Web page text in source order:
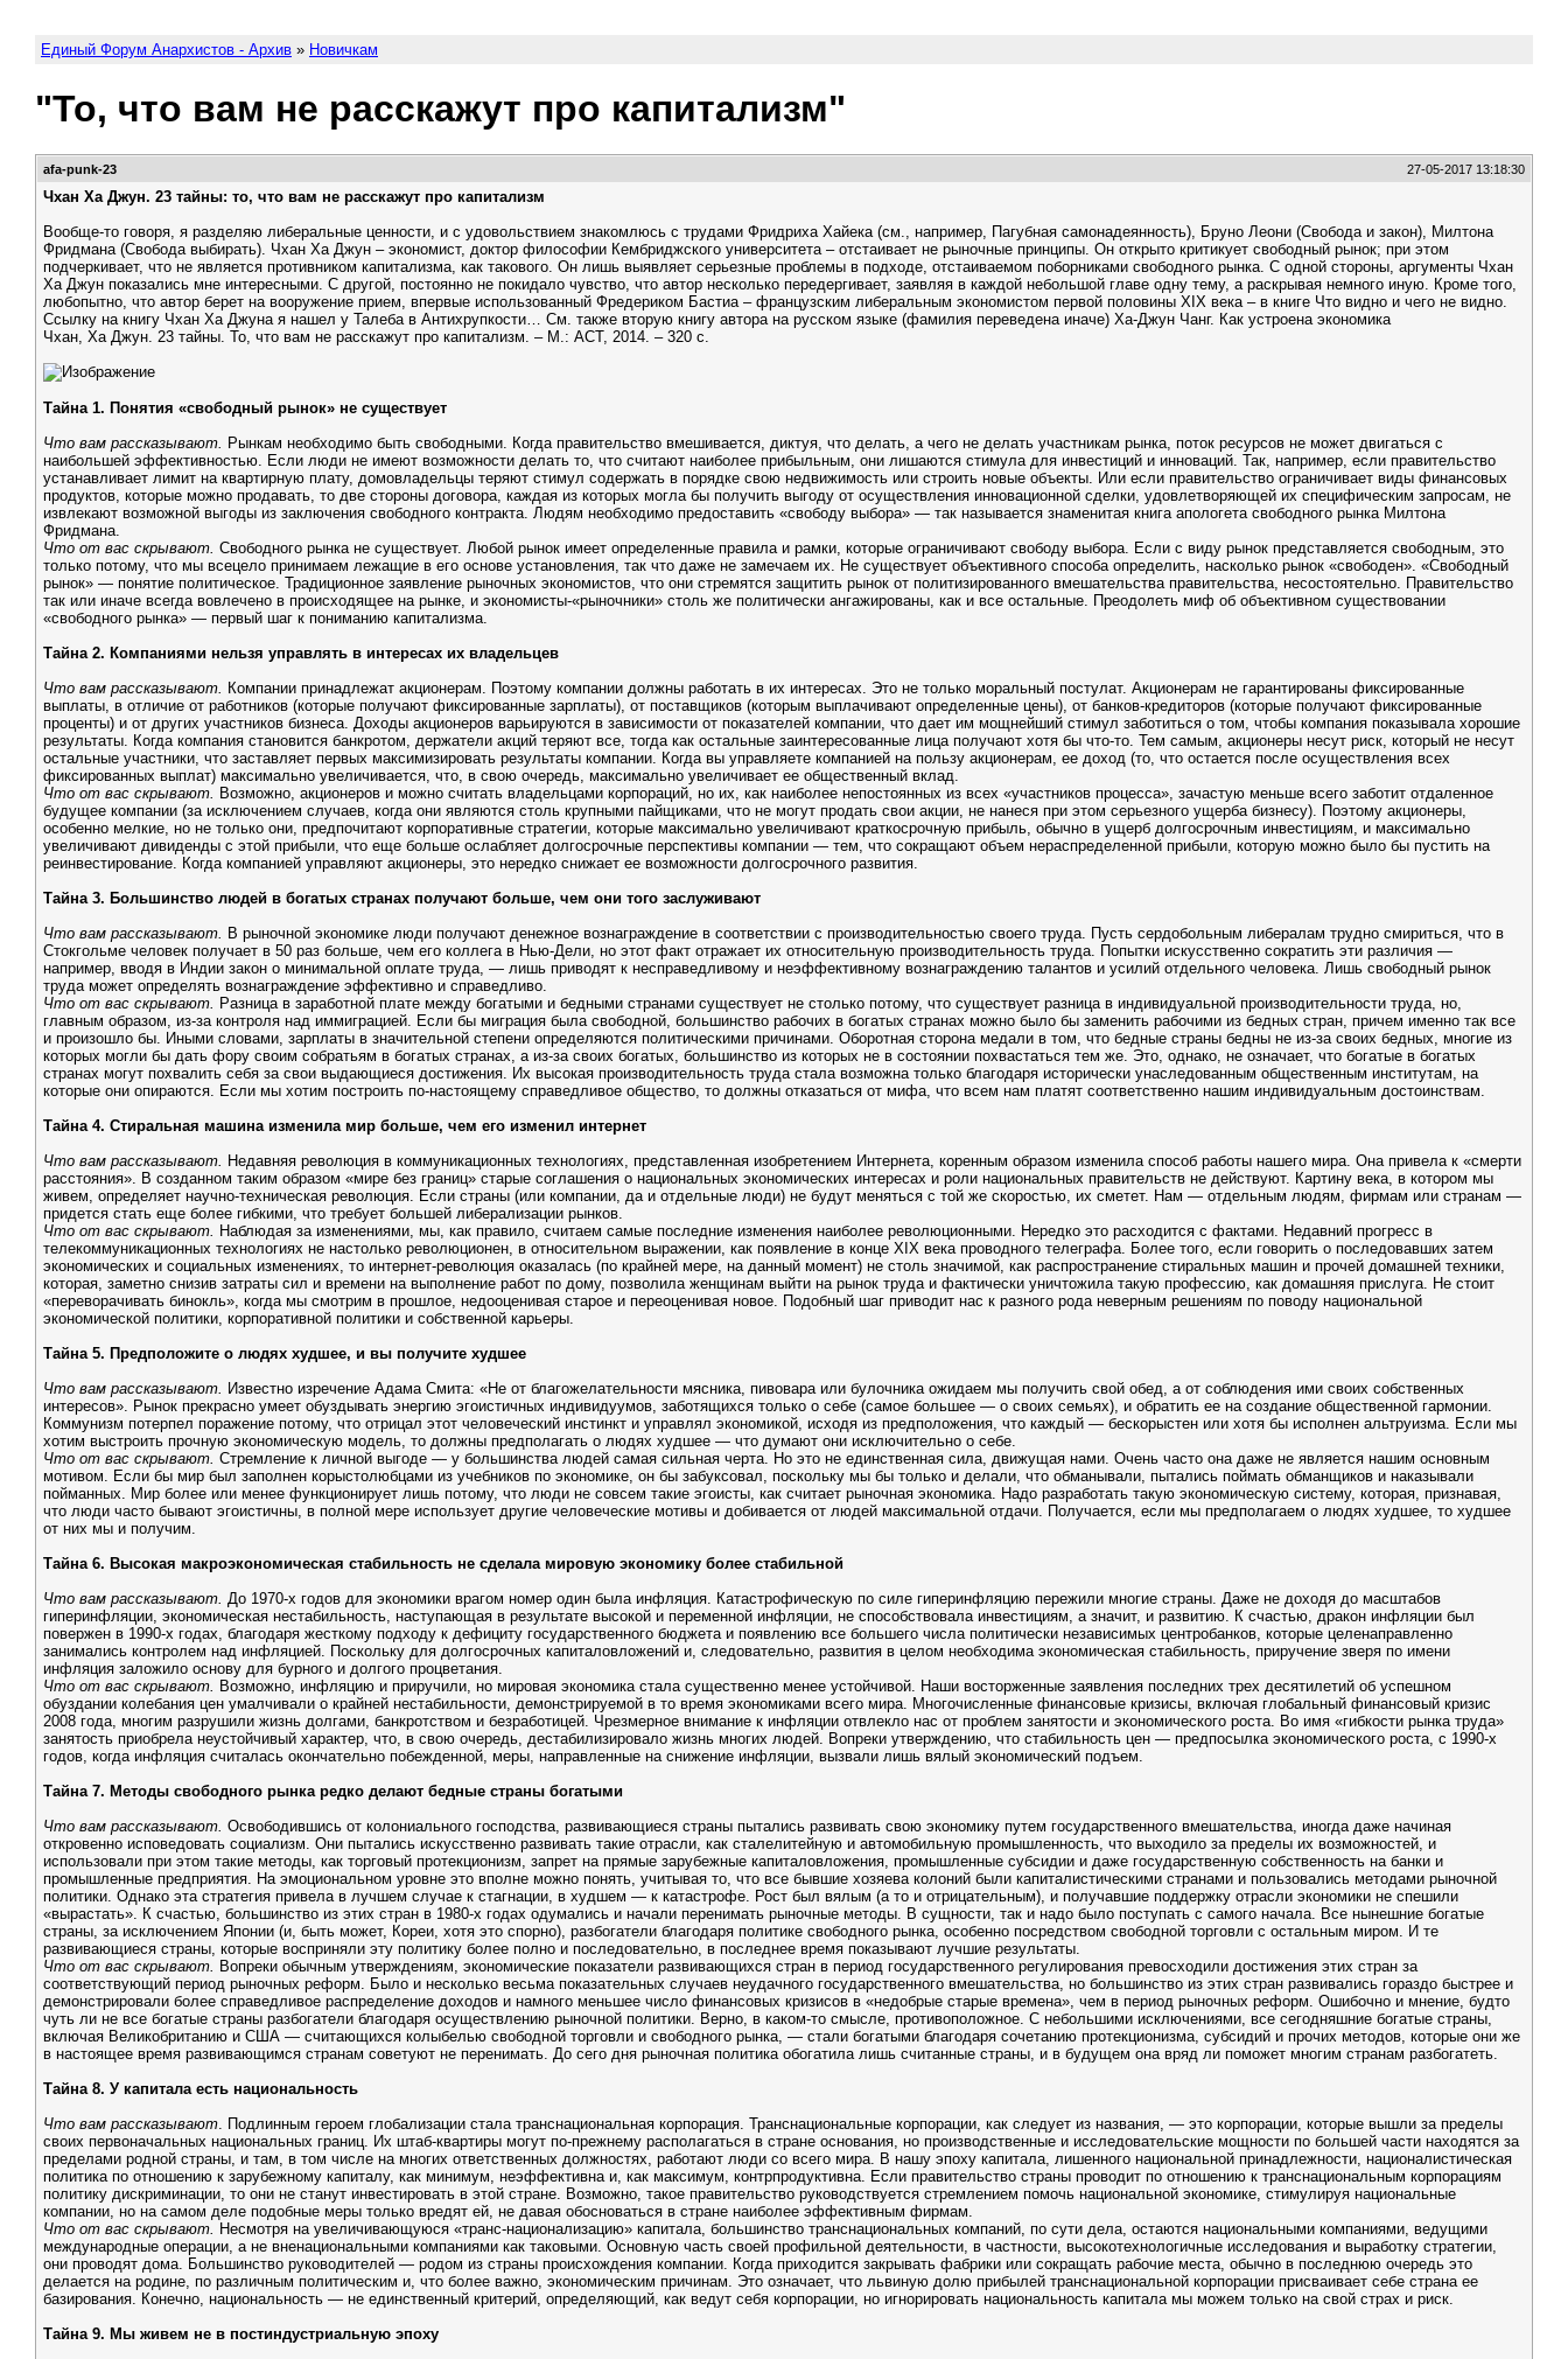
Единый Форум Анархистов - Архив » Новичкам
"То, что вам не расскажут про капитализм"
afa-punk-23 27-05-2017 13:18:30
Чхан Ха Джун. 23 тайны: то, что вам не расскажут про капитализм
Вообще-то говоря, я разделяю либеральные ценности, и с удовольствием знакомлюсь с трудами Фридриха Хайека (см., например, Пагубная самонадеянность), Бруно Леони (Свобода и закон), Милтона
Фридмана (Свобода выбирать). Чхан Ха Джун – экономист, доктор философии Кембриджского университета – отстаивает не рыночные принципы. Он открыто критикует свободный рынок; при этом
подчеркивает, что не является противником капитализма, как такового. Он лишь выявляет серьезные проблемы в подходе, отстаиваемом поборниками свободного рынка. С одной стороны, аргументы Чхан
Ха Джун показались мне интересными. С другой, постоянно не покидало чувство, что автор несколько передергивает, заявляя в каждой небольшой главе одну тему, а раскрывая немного иную. Кроме того,
любопытно, что автор берет на вооружение прием, впервые использованный Фредериком Бастиа – французским либеральным экономистом первой половины XIX века – в книге Что видно и чего не видно.
Ссылку на книгу Чхан Ха Джуна я нашел у Талеба в Антихрупкости… См. также вторую книгу автора на русском языке (фамилия переведена иначе) Ха-Джун Чанг. Как устроена экономика
Чхан, Ха Джун. 23 тайны. То, что вам не расскажут про капитализм. – М.: АСТ, 2014. – 320 с.
Тайна 1. Понятия «свободный рынок» не существует
Что вам рассказывают. Рынкам необходимо быть свободными. Когда правительство вмешивается, диктуя, что делать, а чего не делать участникам рынка, поток ресурсов не может двигаться с
наибольшей эффективностью. Если люди не имеют возможности делать то, что считают наиболее прибыльным, они лишаются стимула для инвестиций и инноваций. Так, например, если правительство
устанавливает лимит на квартирную плату, домовладельцы теряют стимул содержать в порядке свою недвижимость или строить новые объекты. Или если правительство ограничивает виды финансовых
продуктов, которые можно продавать, то две стороны договора, каждая из которых могла бы получить выгоду от осуществления инновационной сделки, удовлетворяющей их специфическим запросам, не
извлекают возможной выгоды из заключения свободного контракта. Людям необходимо предоставить «свободу выбора» — так называется знаменитая книга апологета свободного рынка Милтона
Фридмана.
Что от вас скрывают. Свободного рынка не существует. Любой рынок имеет определенные правила и рамки, которые ограничивают свободу выбора. Если с виду рынок представляется свободным, это
только потому, что мы всецело принимаем лежащие в его основе установления, так что даже не замечаем их. Не существует объективного способа определить, насколько рынок «свободен». «Свободный
рынок» — понятие политическое. Традиционное заявление рыночных экономистов, что они стремятся защитить рынок от политизированного вмешательства правительства, несостоятельно. Правительство
так или иначе всегда вовлечено в происходящее на рынке, и экономисты-«рыночники» столь же политически ангажированы, как и все остальные. Преодолеть миф об объективном существовании
«свободного рынка» — первый шаг к пониманию капитализма.
Тайна 2. Компаниями нельзя управлять в интересах их владельцев
Что вам рассказывают. Компании принадлежат акционерам. Поэтому компании должны работать в их интересах. Это не только моральный постулат. Акционерам не гарантированы фиксированные
выплаты, в отличие от работников (которые получают фиксированные зарплаты), от поставщиков (которым выплачивают определенные цены), от банков-кредиторов (которые получают фиксированные
проценты) и от других участников бизнеса. Доходы акционеров варьируются в зависимости от показателей компании, что дает им мощнейший стимул заботиться о том, чтобы компания показывала хорошие
результаты. Когда компания становится банкротом, держатели акций теряют все, тогда как остальные заинтересованные лица получают хотя бы что-то. Тем самым, акционеры несут риск, который не несут
остальные участники, что заставляет первых максимизировать результаты компании. Когда вы управляете компанией на пользу акционерам, ее доход (то, что остается после осуществления всех
фиксированных выплат) максимально увеличивается, что, в свою очередь, максимально увеличивает ее общественный вклад.
Что от вас скрывают. Возможно, акционеров и можно считать владельцами корпораций, но их, как наиболее непостоянных из всех «участников процесса», зачастую меньше всего заботит отдаленное
будущее компании (за исключением случаев, когда они являются столь крупными пайщиками, что не могут продать свои акции, не нанеся при этом серьезного ущерба бизнесу). Поэтому акционеры,
особенно мелкие, но не только они, предпочитают корпоративные стратегии, которые максимально увеличивают краткосрочную прибыль, обычно в ущерб долгосрочным инвестициям, и максимально
увеличивают дивиденды с этой прибыли, что еще больше ослабляет долгосрочные перспективы компании — тем, что сокращают объем нераспределенной прибыли, которую можно было бы пустить на
реинвестирование. Когда компанией управляют акционеры, это нередко снижает ее возможности долгосрочного развития.
Тайна 3. Большинство людей в богатых странах получают больше, чем они того заслуживают
Что вам рассказывают. В рыночной экономике люди получают денежное вознаграждение в соответствии с производительностью своего труда. Пусть сердобольным либералам трудно смириться, что в
Стокгольме человек получает в 50 раз больше, чем его коллега в Нью-Дели, но этот факт отражает их относительную производительность труда. Попытки искусственно сократить эти различия —
например, вводя в Индии закон о минимальной оплате труда, — лишь приводят к несправедливому и неэффективному вознаграждению талантов и усилий отдельного человека. Лишь свободный рынок
труда может определять вознаграждение эффективно и справедливо.
Что от вас скрывают. Разница в заработной плате между богатыми и бедными странами существует не столько потому, что существует разница в индивидуальной производительности труда, но,
главным образом, из-за контроля над иммиграцией. Если бы миграция была свободной, большинство рабочих в богатых странах можно было бы заменить рабочими из бедных стран, причем именно так все
и произошло бы. Иными словами, зарплаты в значительной степени определяются политическими причинами. Оборотная сторона медали в том, что бедные страны бедны не из-за своих бедных, многие из
которых могли бы дать фору своим собратьям в богатых странах, а из-за своих богатых, большинство из которых не в состоянии похвастаться тем же. Это, однако, не означает, что богатые в богатых
странах могут похвалить себя за свои выдающиеся достижения. Их высокая производительность труда стала возможна только благодаря исторически унаследованным общественным институтам, на
которые они опираются. Если мы хотим построить по-настоящему справедливое общество, то должны отказаться от мифа, что всем нам платят соответственно нашим индивидуальным достоинствам.
Тайна 4. Стиральная машина изменила мир больше, чем его изменил интернет
Что вам рассказывают. Недавняя революция в коммуникационных технологиях, представленная изобретением Интернета, коренным образом изменила способ работы нашего мира. Она привела к «смерти
расстояния». В созданном таким образом «мире без границ» старые соглашения о национальных экономических интересах и роли национальных правительств не действуют. Картину века, в котором мы
живем, определяет научно-техническая революция. Если страны (или компании, да и отдельные люди) не будут меняться с той же скоростью, их сметет. Нам — отдельным людям, фирмам или странам —
придется стать еще более гибкими, что требует большей либерализации рынков.
Что от вас скрывают. Наблюдая за изменениями, мы, как правило, считаем самые последние изменения наиболее революционными. Нередко это расходится с фактами. Недавний прогресс в
телекоммуникационных технологиях не настолько революционен, в относительном выражении, как появление в конце XIX века проводного телеграфа. Более того, если говорить о последовавших затем
экономических и социальных изменениях, то интернет-революция оказалась (по крайней мере, на данный момент) не столь значимой, как распространение стиральных машин и прочей домашней техники,
которая, заметно снизив затраты сил и времени на выполнение работ по дому, позволила женщинам выйти на рынок труда и фактически уничтожила такую профессию, как домашняя прислуга. Не стоит
«переворачивать бинокль», когда мы смотрим в прошлое, недооценивая старое и переоценивая новое. Подобный шаг приводит нас к разного рода неверным решениям по поводу национальной
экономической политики, корпоративной политики и собственной карьеры.
Тайна 5. Предположите о людях худшее, и вы получите худшее
Что вам рассказывают. Известно изречение Адама Смита: «Не от благожелательности мясника, пивовара или булочника ожидаем мы получить свой обед, а от соблюдения ими своих собственных
интересов». Рынок прекрасно умеет обуздывать энергию эгоистичных индивидуумов, заботящихся только о себе (самое большее — о своих семьях), и обратить ее на создание общественной гармонии.
Коммунизм потерпел поражение потому, что отрицал этот человеческий инстинкт и управлял экономикой, исходя из предположения, что каждый — бескорыстен или хотя бы исполнен альтруизма. Если мы
хотим выстроить прочную экономическую модель, то должны предполагать о людях худшее — что думают они исключительно о себе.
Что от вас скрывают. Стремление к личной выгоде — у большинства людей самая сильная черта. Но это не единственная сила, движущая нами. Очень часто она даже не является нашим основным
мотивом. Если бы мир был заполнен корыстолюбцами из учебников по экономике, он бы забуксовал, поскольку мы бы только и делали, что обманывали, пытались поймать обманщиков и наказывали
пойманных. Мир более или менее функционирует лишь потому, что люди не совсем такие эгоисты, как считает рыночная экономика. Надо разработать такую экономическую систему, которая, признавая,
что люди часто бывают эгоистичны, в полной мере использует другие человеческие мотивы и добивается от людей максимальной отдачи. Получается, если мы предполагаем о людях худшее, то худшее
от них мы и получим.
Тайна 6. Высокая макроэкономическая стабильность не сделала мировую экономику более стабильной
Что вам рассказывают. До 1970-х годов для экономики врагом номер один была инфляция. Катастрофическую по силе гиперинфляцию пережили многие страны. Даже не доходя до масштабов
гиперинфляции, экономическая нестабильность, наступающая в результате высокой и переменной инфляции, не способствовала инвестициям, а значит, и развитию. К счастью, дракон инфляции был
повержен в 1990-х годах, благодаря жесткому подходу к дефициту государственного бюджета и появлению все большего числа политически независимых центробанков, которые целенаправленно
занимались контролем над инфляцией. Поскольку для долгосрочных капиталовложений и, следовательно, развития в целом необходима экономическая стабильность, приручение зверя по имени
инфляция заложило основу для бурного и долгого процветания.
Что от вас скрывают. Возможно, инфляцию и приручили, но мировая экономика стала существенно менее устойчивой. Наши восторженные заявления последних трех десятилетий об успешном
обуздании колебания цен умалчивали о крайней нестабильности, демонстрируемой в то время экономиками всего мира. Многочисленные финансовые кризисы, включая глобальный финансовый кризис
2008 года, многим разрушили жизнь долгами, банкротством и безработицей. Чрезмерное внимание к инфляции отвлекло нас от проблем занятости и экономического роста. Во имя «гибкости рынка труда»
занятость приобрела неустойчивый характер, что, в свою очередь, дестабилизировало жизнь многих людей. Вопреки утверждению, что стабильность цен — предпосылка экономического роста, с 1990-х
годов, когда инфляция считалась окончательно побежденной, меры, направленные на снижение инфляции, вызвали лишь вялый экономический подъем.
Тайна 7. Методы свободного рынка редко делают бедные страны богатыми
Что вам рассказывают. Освободившись от колониального господства, развивающиеся страны пытались развивать свою экономику путем государственного вмешательства, иногда даже начиная
откровенно исповедовать социализм. Они пытались искусственно развивать такие отрасли, как сталелитейную и автомобильную промышленность, что выходило за пределы их возможностей, и
использовали при этом такие методы, как торговый протекционизм, запрет на прямые зарубежные капиталовложения, промышленные субсидии и даже государственную собственность на банки и
промышленные предприятия. На эмоциональном уровне это вполне можно понять, учитывая то, что все бывшие хозяева колоний были капиталистическими странами и пользовались методами рыночной
политики. Однако эта стратегия привела в лучшем случае к стагнации, в худшем — к катастрофе. Рост был вялым (а то и отрицательным), и получавшие поддержку отрасли экономики не спешили
«вырастать». К счастью, большинство из этих стран в 1980-х годах одумались и начали перенимать рыночные методы. В сущности, так и надо было поступать с самого начала. Все нынешние богатые
страны, за исключением Японии (и, быть может, Кореи, хотя это спорно), разбогатели благодаря политике свободного рынка, особенно посредством свободной торговли с остальным миром. И те
развивающиеся страны, которые восприняли эту политику более полно и последовательно, в последнее время показывают лучшие результаты.
Что от вас скрывают. Вопреки обычным утверждениям, экономические показатели развивающихся стран в период государственного регулирования превосходили достижения этих стран за
соответствующий период рыночных реформ. Было и несколько весьма показательных случаев неудачного государственного вмешательства, но большинство из этих стран развивались гораздо быстрее и
демонстрировали более справедливое распределение доходов и намного меньшее число финансовых кризисов в «недобрые старые времена», чем в период рыночных реформ. Ошибочно и мнение, будто
чуть ли не все богатые страны разбогатели благодаря осуществлению рыночной политики. Верно, в каком-то смысле, противоположное. С небольшими исключениями, все сегодняшние богатые страны,
включая Великобританию и США — считающихся колыбелью свободной торговли и свободного рынка, — стали богатыми благодаря сочетанию протекционизма, субсидий и прочих методов, которые они же
в настоящее время развивающимся странам советуют не перенимать. До сего дня рыночная политика обогатила лишь считанные страны, и в будущем она вряд ли поможет многим странам разбогатеть.
Тайна 8. У капитала есть национальность
Что вам рассказывают. Подлинным героем глобализации стала транснациональная корпорация. Транснациональные корпорации, как следует из названия, — это корпорации, которые вышли за пределы
своих первоначальных национальных границ. Их штаб-квартиры могут по-прежнему располагаться в стране основания, но производственные и исследовательские мощности по большей части находятся за
пределами родной страны, и там, в том числе на многих ответственных должностях, работают люди со всего мира. В нашу эпоху капитала, лишенного национальной принадлежности, националистическая
политика по отношению к зарубежному капиталу, как минимум, неэффективна и, как максимум, контрпродуктивна. Если правительство страны проводит по отношению к транснациональным корпорациям
политику дискриминации, то они не станут инвестировать в этой стране. Возможно, такое правительство руководствуется стремлением помочь национальной экономике, стимулируя национальные
компании, но на самом деле подобные меры только вредят ей, не давая обосноваться в стране наиболее эффективным фирмам.
Что от вас скрывают. Несмотря на увеличивающуюся «транс-национализацию» капитала, большинство транснациональных компаний, по сути дела, остаются национальными компаниями, ведущими
международные операции, а не вненациональными компаниями как таковыми. Основную часть своей профильной деятельности, в частности, высокотехнологичные исследования и выработку стратегии,
они проводят дома. Большинство руководителей — родом из страны происхождения компании. Когда приходится закрывать фабрики или сокращать рабочие места, обычно в последнюю очередь это
делается на родине, по различным политическим и, что более важно, экономическим причинам. Это означает, что львиную долю прибылей транснациональной корпорации присваивает себе страна ее
базирования. Конечно, национальность — не единственный критерий, определяющий, как ведут себя корпорации, но игнорировать национальность капитала мы можем только на свой страх и риск.
Тайна 9. Мы живем не в постиндустриальную эпоху